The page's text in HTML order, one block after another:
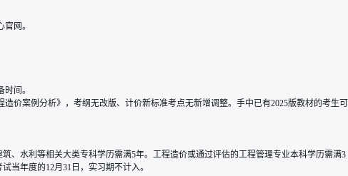
网。
间。
价案例分析》，考纲无改版、计价新标准考点无新增调整。手中已有2025版教材的考生可
、水利等相关大类专科学历需满5年。工程造价或通过评估的工程管理专业本科学历需满3
当年度的12月31日，实习期不计入。